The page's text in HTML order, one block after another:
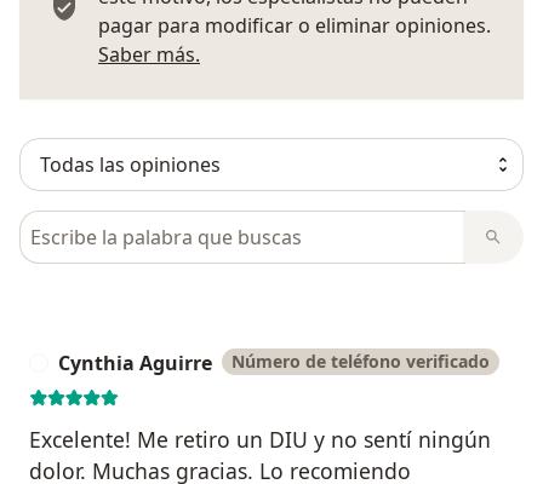
pagar para modificar o eliminar opiniones.
Saber más.
Busca en opiniones
Cynthia Aguirre Número de teléfono verificado
Excelente! Me retiro un DIU y no sentí ningún
dolor. Muchas gracias. Lo recomiendo